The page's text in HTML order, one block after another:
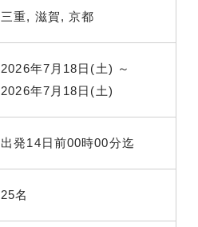
三重, 滋賀, 京都
2026年7月18日(土) ～
2026年7月18日(土)
出発14日前00時00分迄
25名